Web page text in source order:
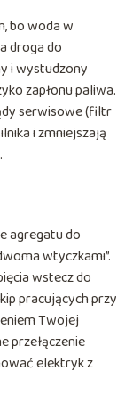
bo woda w
droga do
i wystudzony
zapłonu paliwa.
serwisowe (filtr
i zmniejszają
agregatu do
wtyczkami”.
wstecz do
pracujących przy
Twojej
przełączenie
elektryk z